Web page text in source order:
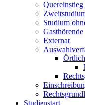
Quereinstieg
Studium
Gasthörende
Externat
Studienstart